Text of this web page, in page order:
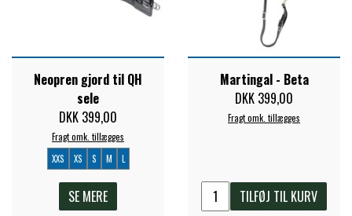
PREMIER EQUINE SADLER
PREMIER EQUINE SADEL TILBEHØR
PREMIER EQUINE SADELUNDERLAG
PREMIER EQUINE PADS
HAPPY MOUTH
HEVARI
Neopren gjord til QH
sele
DKK 399,00
Fragt omk. tillægges
XXS
XS S M L
SE MERE
Martingal - Beta
DKK 399,00
Fragt omk. tillægges
TILFØJ TIL KURV